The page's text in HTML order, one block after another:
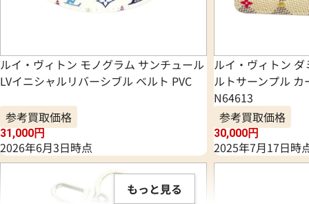
ルイ・ヴィトン モノグラム サンチュール
LVイニシャルリバーシブル ベルト PVC
参考買取価格
31,000円
2026年6月3日時点
ルイ・ヴィトン
ルトサーンプル
N64613
参考買取価格
30,000円
2025年7月17日時
もっと見る